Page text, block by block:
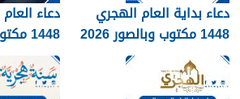
دعاء بداية العام الهجري
1448 مكتوب وبالصور 2026
دعاء
1448 مكتوب